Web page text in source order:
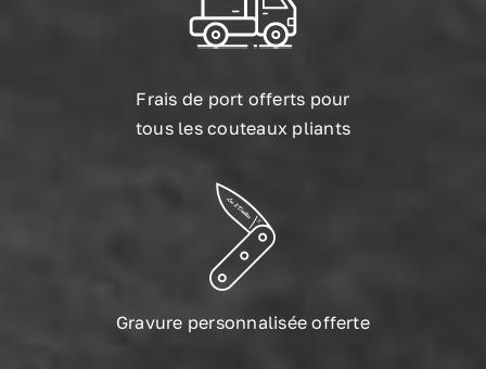
Frais de port offerts pour
tous les couteaux pliants
Gravure personnalisée offerte